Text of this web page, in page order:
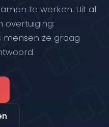
te werken. Uit al
overtuiging:
ze graag